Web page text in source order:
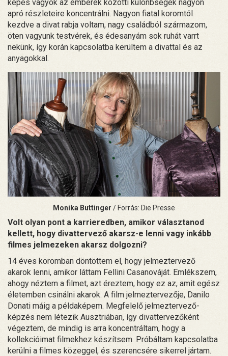
képes vagyok az emberek közötti különbségek nagyon
apró részleteire koncentrálni. Nagyon fiatal koromtól
kezdve a divat rabja voltam, nagy családból származom,
öten vagyunk testvérek, és édesanyám sok ruhát varrt
nekünk, így korán kapcsolatba kerültem a divattal és az
anyagokkal.
Monika Buttinger / Forrás: Die Presse
Volt olyan pont a karrieredben, amikor választanod
kellett, hogy divattervező akarsz-e lenni vagy inkább
filmes jelmezeken akarsz dolgozni?
14 éves koromban döntöttem el, hogy jelmeztervező
akarok lenni, amikor láttam Fellini Casanováját. Emlékszem,
ahogy néztem a filmet, azt éreztem, hogy ez az, amit egész
életemben csinálni akarok. A film jelmeztervezője, Danilo
Donati máig a példaképem. Megfelelő jelmeztervező-
képzés nem létezik Ausztriában, így divattervezőként
végeztem, de mindig is arra koncentráltam, hogy a
kollekcióimat filmekhez készítsem. Próbáltam kapcsolatba
kerülni a filmes közeggel, és szerencsére sikerrel jártam.